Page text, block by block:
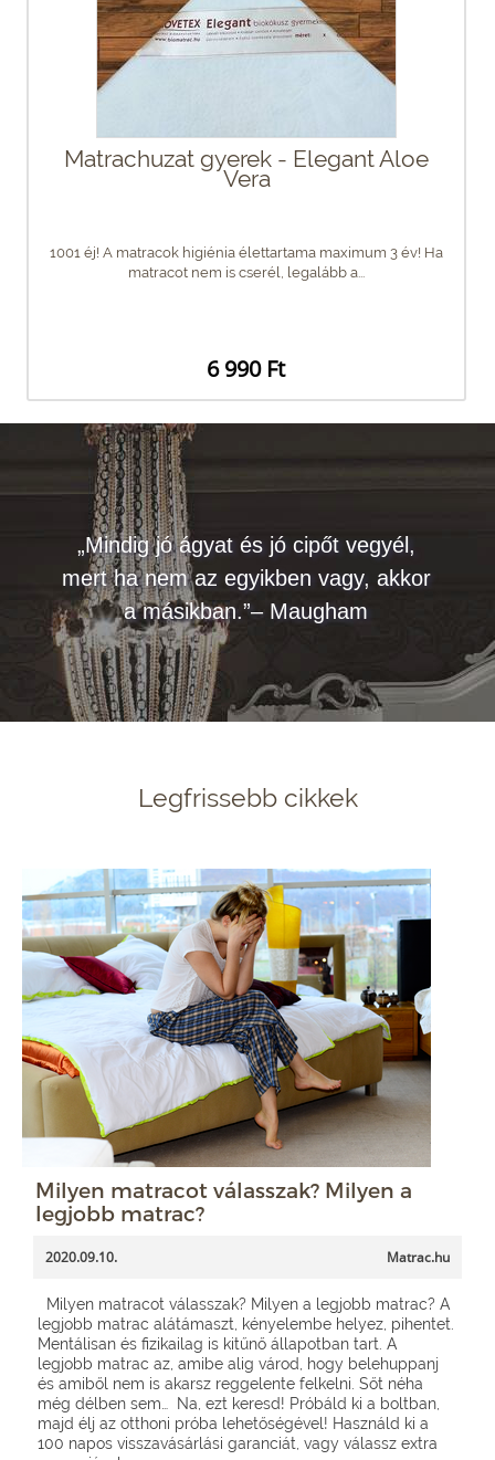
Matrachuzat gyerek - Elegant Aloe
Vera
1001 éj! A matracok higiénia élettartama maximum 3 év! Ha
matracot nem is cserél, legalább a...
6 990 Ft
„Mindig jó ágyat és jó cipőt vegyél,
mert ha nem az egyikben vagy, akkor
a másikban.”– Maugham
Legfrissebb cikkek
Milyen matracot válasszak? Milyen a
legjobb matrac?
2020.09.10. Matrac.hu
Milyen matracot válasszak? Milyen a legjobb matrac? A
legjobb matrac alátámaszt, kényelembe helyez, pihentet.
Mentálisan és fizikailag is kitűnő állapotban tart. A
legjobb matrac az, amibe alig várod, hogy belehuppanj
és amiből nem is akarsz reggelente felkelni. Sőt néha
még délben sem… Na, ezt keresd! Próbáld ki a boltban,
majd élj az otthoni próba lehetőségével! Használd ki a
100 napos visszavásárlási garanciát, vagy válassz extra